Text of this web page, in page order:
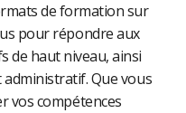
de formation sur
pour répondre aux
de haut niveau, ainsi
Que vous
vos compétences